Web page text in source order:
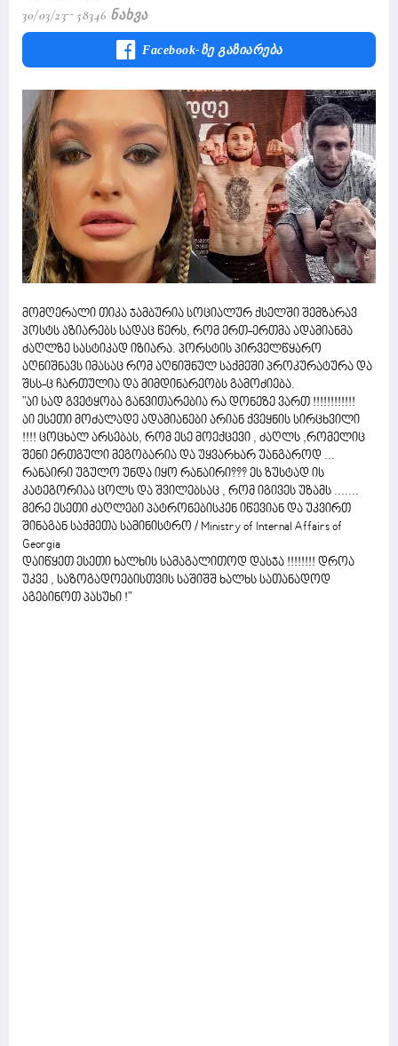
30/03/23 58346 Ნახვა
Facebook-Ზე Გაზიარება
მომღერალი თიკა ჯამბურია სოციალურ ქსელში შემზარავ
პოსტს აზიარებს სადაც წერს, რომ ერთ-ერთმა ადამიანმა
ძაღლზე სასტიკად იზიარა. პორსტის პირველწყარო
აღნიშნავს იმასაც რომ აღნიშნულ საქმეში პროკურატურა და
შსს-ც ჩართულია და მიმდინარეობს გამოძიება.
"აი სად გვეტყობა განვითარებია რა დონეზე ვართ !!!!!!!!!!!!
აი ესეთი მოძალადე ადამიანები არიან ქვეყნის სირცხვილი
!!!! ცოცხალ არსებას, რომ ესე მოექცევი , ძაღლს ,რომელიც
შენი ერთგული მეგობარია და უყვარხარ უანგაროდ ...
რანაირი უგულო უნდა იყო რანაირი??? ეს ზუსტად ის
კატეგორიაა ცოლს და შვილებსაც , რომ იგივეს უზამს .......
მერე ესეთი ძაღლები პატრონებისკენ იწევიან და უკვირთ
შინაგან საქმეთა სამინისტრო / Ministry of Internal Affairs of
Georgia
დაიწყეთ ესეთი ხალხის სამაგალითოდ დასჯა !!!!!!!! დროა
უკვე , საზოგადოებისთვის საშიშშ ხალხს სათანადოდ
აგებინოთ პასუხი !"